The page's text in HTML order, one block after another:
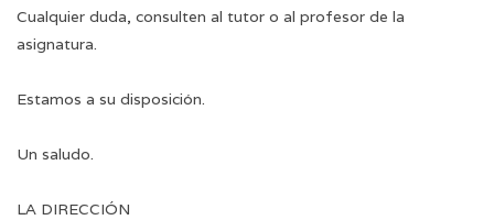
Cualquier duda, consulten al tutor o al profesor de la
asignatura.
Estamos a su disposición.
Un saludo.
LA DIRECCIÓN